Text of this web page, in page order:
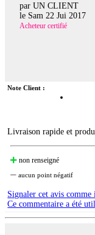
par UN CLIENT
le Sam 22 Jui 2017
Acheteur certifié
Note Client :
Livraison rapide et
non renseigné
aucun point négatif
Signaler cet avis comme
Ce commentaire a été